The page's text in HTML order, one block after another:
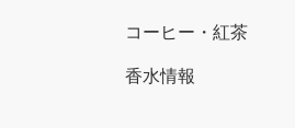
コーヒー・紅茶
香水情報